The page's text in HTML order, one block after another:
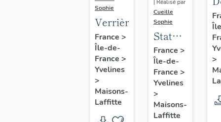
Sophie
Verrière
France >
Île-de-
France >
Yvelines
>
Maisons-
Laffitte
| Réalisé par
Cueille
Sophie
Statue
:
Renaud
France >
Île-de-
France >
Yvelines
>
Maisons-
Laffitte
>